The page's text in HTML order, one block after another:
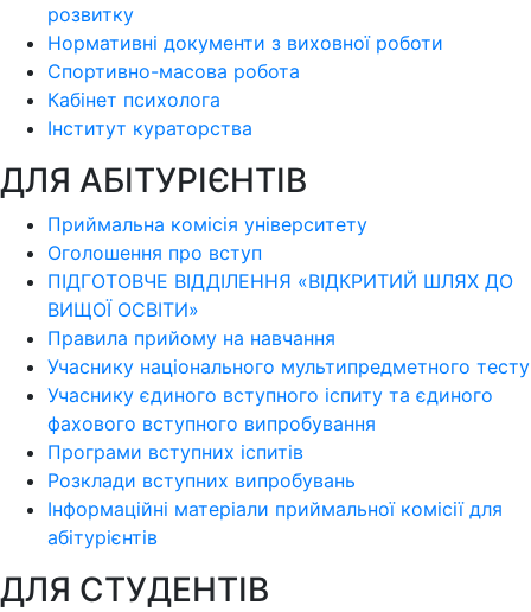
розвитку
Нормативні документи з виховної роботи
Спортивно-масова робота
Кабінет психолога
Інститут кураторства
ДЛЯ АБІТУРІЄНТІВ
Приймальна комісія університету
Оголошення про вступ
ПІДГОТОВЧЕ ВІДДІЛЕННЯ «ВІДКРИТИЙ ШЛЯХ ДО
ВИЩОЇ ОСВІТИ»
Правила прийому на навчання
Учаснику національного мультипредметного тесту
Учаснику єдиного вступного іспиту та єдиного
фахового вступного випробування
Програми вступних іспитів
Розклади вступних випробувань
Інформаційні матеріали приймальної комісії для
абітурієнтів
ДЛЯ СТУДЕНТІВ